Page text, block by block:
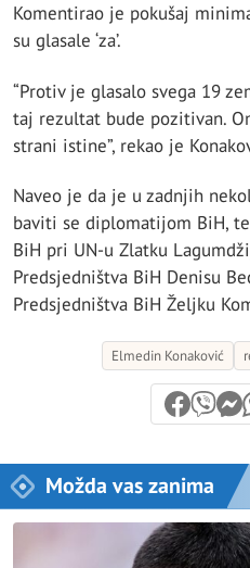
Komentirao je pokušaj
su glasale ‘za’.
“Protiv je glasalo svega 19
taj rezultat bude pozitivan.
strani istine”, rekao je
Naveo je da je u zadnjih
baviti se diplomatijom BiH,
BiH pri UN-u Zlatku
Predsjedništva BiH Denisu
Predsjedništva BiH Željku
Elmedin Konaković
Možda vas zanima